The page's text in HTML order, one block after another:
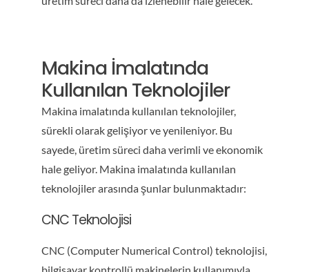
Makina İmalatında
Kullanılan Teknolojiler
Makina imalatında kullanılan teknolojiler,
sürekli olarak gelişiyor ve yenileniyor. Bu
sayede, üretim süreci daha verimli ve ekonomik
hale geliyor. Makina imalatında kullanılan
teknolojiler arasında şunlar bulunmaktadır:
CNC Teknolojisi
CNC (Computer Numerical Control) teknolojisi,